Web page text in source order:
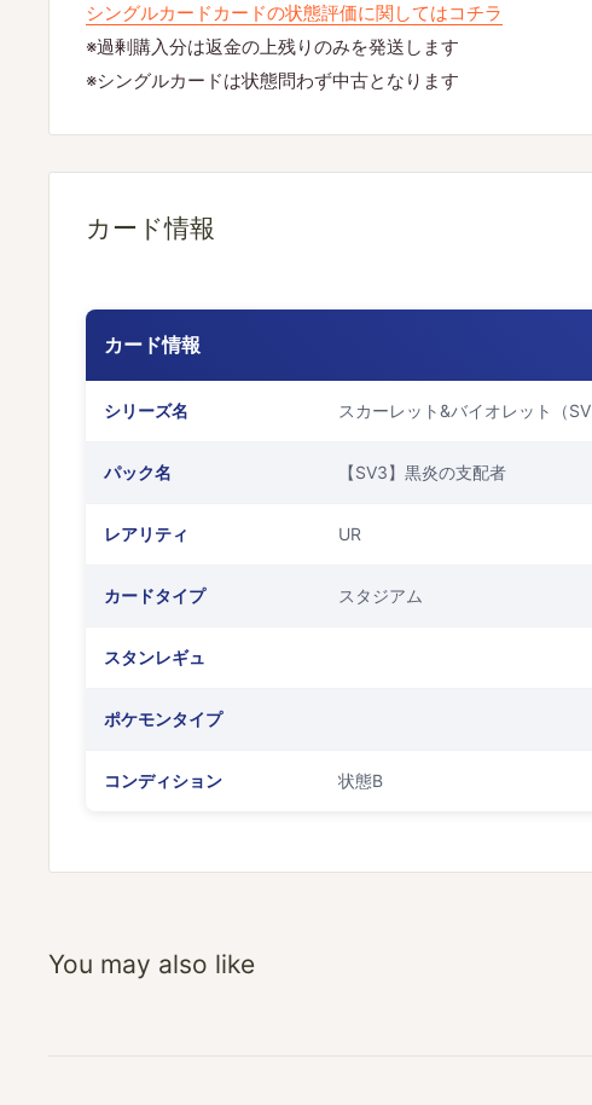
シングルカードカードの状態評価に関してはコチラ
※過剰購入分は返金の上残りのみを発送します
※シングルカードは状態問わず中古となります
カード情報
カード情報
シリーズ名 スカーレット&バイオレット（SV
パック名 【SV3】黒炎の支配者
レアリティ UR
カードタイプ スタジアム
スタンレギュ
ポケモンタイプ
コンディション 状態B
You may also like